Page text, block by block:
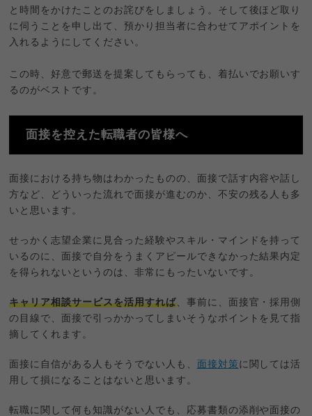
と時間をかけたことのお詫びをしましょう。そして後ほど取り
に伺うことを申し出て、預かり担当者に合わせてアポイントを
入れるようにしてください。
この時、好意で郵送を提案してもらっても、着払いでお願いす
るのがベストです。
面接を控えた転職者の皆様へ
面接における持ち物はわかったものの、面接で話す内容や話し
方など、どういった流れで面接が進むのか、不安の残る人も多
いと思います。
せっかく志望企業に見合った経験やスキル・マインドを持って
いるのに、面接で自分をうまくアピールできなかった結果内定
を得られないというのは、非常にもったいないです。
キャリア相談サービスを活用すれば、事前に、面接官・採用側
の目線で、面接で引っかかってしまいそうなポイントを見て指
摘してくれます。
面接に自信がある人もそうでない人も、 面接対策 に関しては活
用して損になることはないと思います。
転職に関して何も知識がない人でも、応募書類の添削や面接の